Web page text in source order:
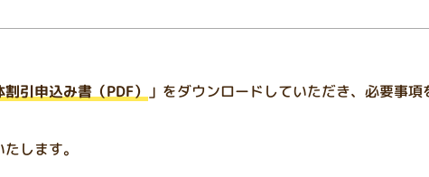
引申込み書（PDF） 」をダウンロードしていただき、必要事
します。